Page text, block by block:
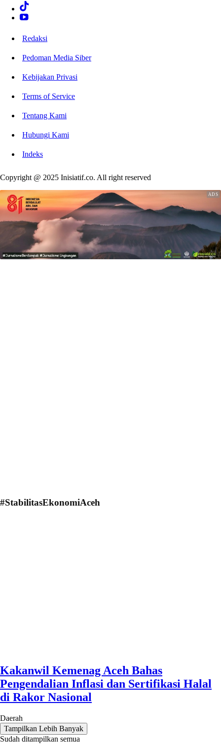
Redaksi
Pedoman Media Siber
Kebijakan Privasi
Terms of Service
Tentang Kami
Hubungi Kami
Indeks
Copyright @ 2025 Inisiatif.co. All right reserved
#StabilitasEkonomiAceh
Kakanwil Kemenag Aceh Bahas
Pengendalian Inflasi dan Sertifikasi Halal
di Rakor Nasional
Daerah
Tampilkan Lebih Banyak
Sudah ditampilkan semua